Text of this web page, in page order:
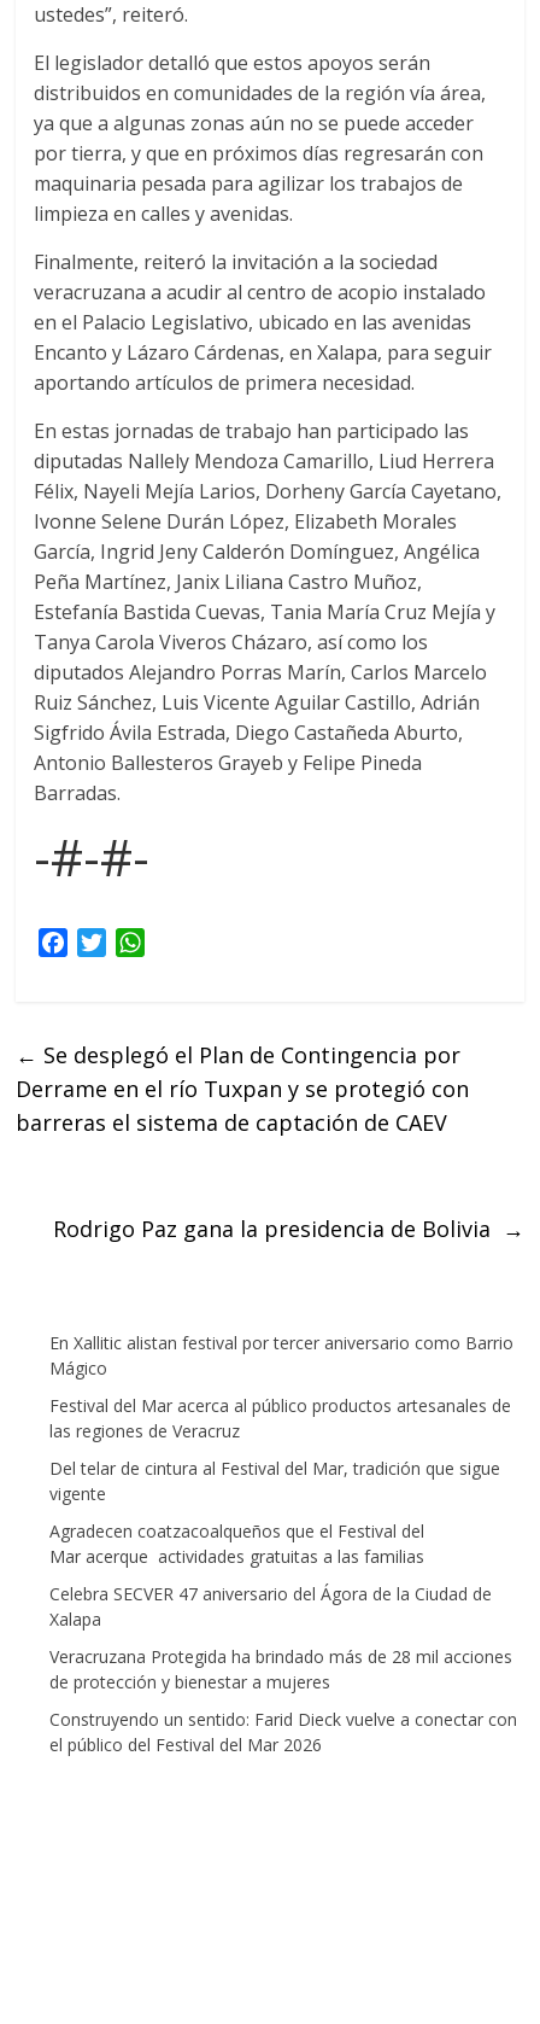
ustedes”, reiteró.
El legislador detalló que estos apoyos serán
distribuidos en comunidades de la región vía área,
ya que a algunas zonas aún no se puede acceder
por tierra, y que en próximos días regresarán con
maquinaria pesada para agilizar los trabajos de
limpieza en calles y avenidas.
Finalmente, reiteró la invitación a la sociedad
veracruzana a acudir al centro de acopio instalado
en el Palacio Legislativo, ubicado en las avenidas
Encanto y Lázaro Cárdenas, en Xalapa, para seguir
aportando artículos de primera necesidad.
En estas jornadas de trabajo han participado las
diputadas Nallely Mendoza Camarillo, Liud Herrera
Félix, Nayeli Mejía Larios, Dorheny García Cayetano,
Ivonne Selene Durán López, Elizabeth Morales
García, Ingrid Jeny Calderón Domínguez, Angélica
Peña Martínez, Janix Liliana Castro Muñoz,
Estefanía Bastida Cuevas, Tania María Cruz Mejía y
Tanya Carola Viveros Cházaro, así como los
diputados Alejandro Porras Marín, Carlos Marcelo
Ruiz Sánchez, Luis Vicente Aguilar Castillo, Adrián
Sigfrido Ávila Estrada, Diego Castañeda Aburto,
Antonio Ballesteros Grayeb y Felipe Pineda
Barradas.
-#-#-
b
o
o
T
t
e
r
s
A
p
← Se desplegó el Plan de Contingencia por
Derrame en el río Tuxpan y se protegió con
barreras el sistema de captación de CAEV
Rodrigo Paz gana la presidencia de Bolivia →
En Xallitic alistan festival por tercer aniversario como Barrio
Mágico
Festival del Mar acerca al público productos artesanales de
las regiones de Veracruz
Del telar de cintura al Festival del Mar, tradición que sigue
vigente
Agradecen coatzacoalqueños que el Festival del
Mar acerque actividades gratuitas a las familias
Celebra SECVER 47 aniversario del Ágora de la Ciudad de
Xalapa
Veracruzana Protegida ha brindado más de 28 mil acciones
de protección y bienestar a mujeres
Construyendo un sentido: Farid Dieck vuelve a conectar con
el público del Festival del Mar 2026